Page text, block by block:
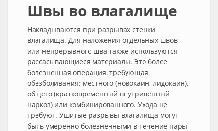
Швы во влагалище
Накладываются при разрывах стенки
влагалища. Для наложения отдельных швов
или непрерывного шва также используются
рассасывающиеся материалы. Это более
болезненная операция, требующая
обезболивания: местного (новокаин, лидокаин),
общего (кратковременный внутривенный
наркоз) или комбинированного. Ухода не
требуют. Ушитые разрывы влагалища могут
быть умеренно болезненными в течение пары